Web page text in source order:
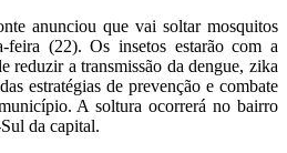
anunciou que vai soltar mosquitos
feira (22). Os insetos estarão com a
reduzir a transmissão da dengue, zika
estratégias de prevenção e combate
A soltura ocorrerá no bairro
da capital.